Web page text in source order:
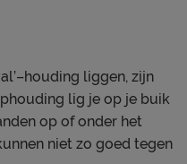
liggen, zijn
lig je op je buik
op of onder het
niet zo goed tegen